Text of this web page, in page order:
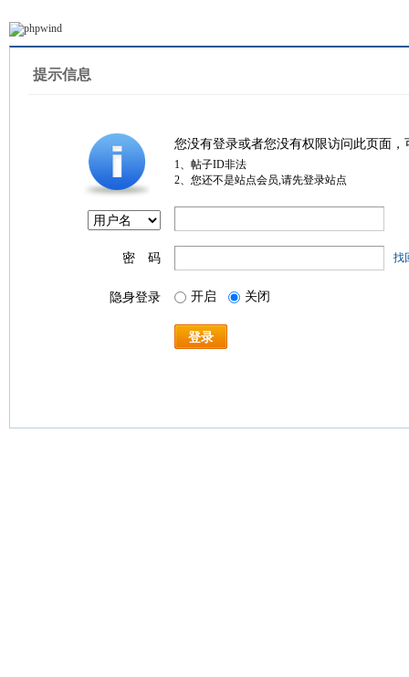
提示信息
您没有登录或者您没有权限访问此页面
1、帖子ID非法
2、您还不是站点会员,请先登录站点
密 码 找
隐身登录 开启 关闭
登录